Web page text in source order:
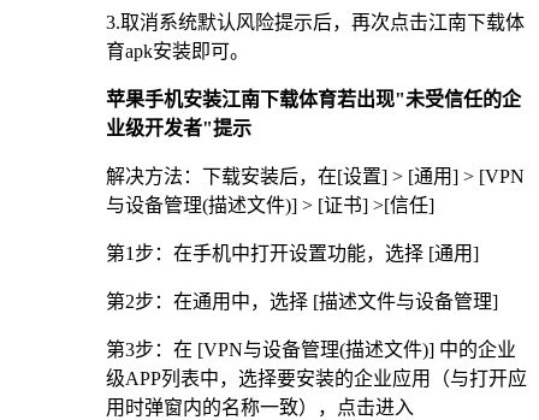
3.取消系统默认风险提示后，再次点击江南下载体
育apk安装即可。
苹果手机安装江南下载体育若出现"未受信任的企
业级开发者"提示
解决方法：下载安装后，在[设置] > [通用] > [VPN
与设备管理(描述文件)] > [证书] >[信任]
第1步：在手机中打开设置功能，选择 [通用]
第2步：在通用中，选择 [描述文件与设备管理]
第3步：在 [VPN与设备管理(描述文件)] 中的企业
级APP列表中，选择要安装的企业应用（与打开应
用时弹窗内的名称一致），点击进入